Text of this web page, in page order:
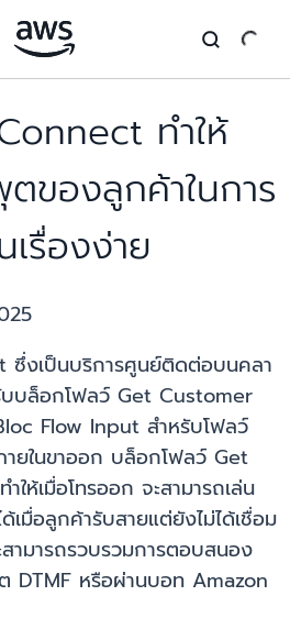
ทำให้
ของลูกค้าในการ
เรื่องง่าย
ซึ่งเป็นบริการศูนย์ติดต่อบนคลา
บล็อกโฟลว์ Get Customer
Flow Input สำหรับโฟลว์
ายในขาออก บล็อกโฟลว์ Get
ห้เมื่อโทรออก จะสามารถเล่น
มื่อลูกค้ารับสายแต่ยังไม่ได้เชื่อม
ามารถรวบรวมการตอบสนอง
DTMF หรือผ่านบอท Amazon